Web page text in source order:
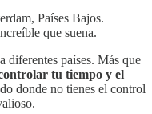
Países Bajos.
que suena.
países. Más que
tu tiempo y el
donde no tienes el control